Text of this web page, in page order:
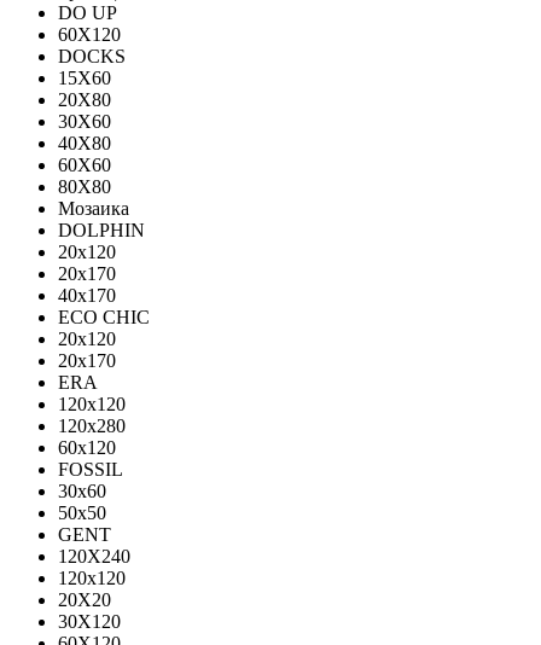
DO UP
60X120
DOCKS
15X60
20X80
30X60
40X80
60X60
80X80
Мозаика
DOLPHIN
20x120
20x170
40x170
ECO CHIC
20х120
20х170
ERA
120x120
120x280
60x120
FOSSIL
30x60
50x50
GENT
120X240
120х120
20X20
30X120